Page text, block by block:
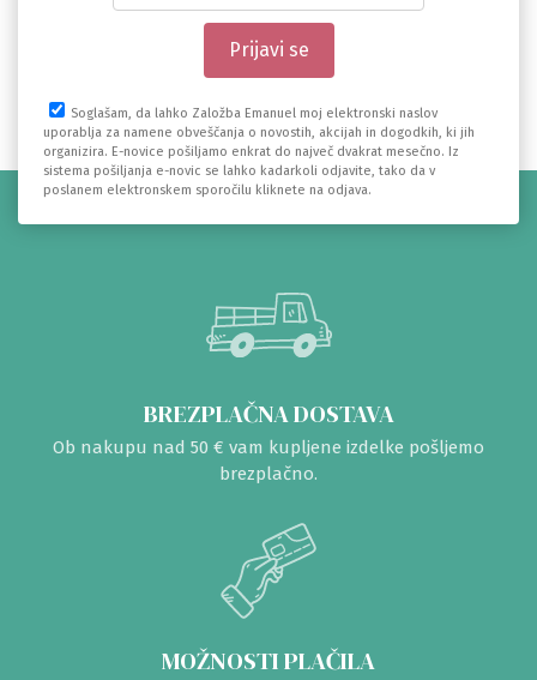
Soglašam, da lahko Založba Emanuel moj elektronski naslov
uporablja za namene obveščanja o novostih, akcijah in dogodkih, ki jih
organizira. E-novice pošiljamo enkrat do največ dvakrat mesečno. Iz
sistema pošiljanja e-novic se lahko kadarkoli odjavite, tako da v
poslanem elektronskem sporočilu kliknete na odjava.
BREZPLAČNA DOSTAVA
Ob nakupu nad 50 € vam kupljene izdelke pošljemo
brezplačno.
MOŽNOSTI PLAČILA